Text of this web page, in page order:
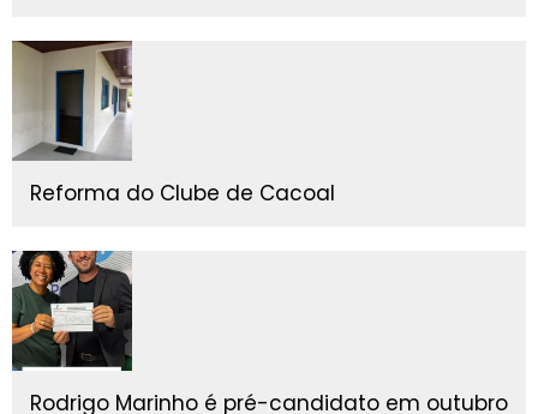
Reforma do Clube de Cacoal
Rodrigo Marinho é pré-candidato em outubro